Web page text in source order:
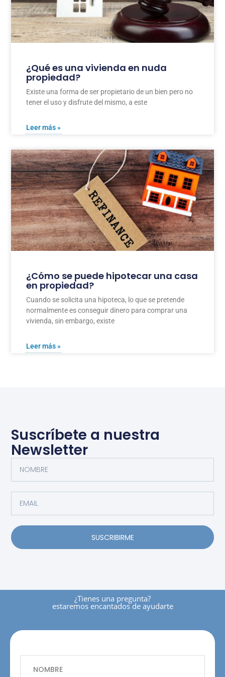
¿Qué es una vivienda en nuda
propiedad?
Existe una forma de ser propietario de un bien pero no
tener el uso y disfrute del mismo, a este
Leer más »
¿Cómo se puede hipotecar una casa
en propiedad?
Cuando se solicita una hipoteca, lo que se pretende
normalmente es conseguir dinero para comprar una
vivienda, sin embargo, existe
Leer más »
Suscríbete a nuestra
Newsletter
SUSCRIBIRME
¿tienes una pregunta?
estaremos encantados de ayudarte